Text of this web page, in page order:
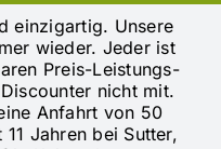
einzigartig. Unsere
wieder. Jeder ist
Preis-Leistungs-
nicht mit.
Anfahrt von 50
Jahren bei Sutter,